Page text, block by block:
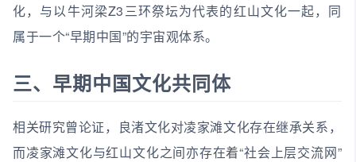
化，与以牛河梁Z3三环祭坛为代表的红山文化一起，同
属于一个“早期中国”的宇宙观体系。
三、早期中国文化共同体
相关研究曾论证，良渚文化对凌家滩文化存在继承关系，
而凌家滩文化与红山文化之间亦存在着“社会上层交流网”